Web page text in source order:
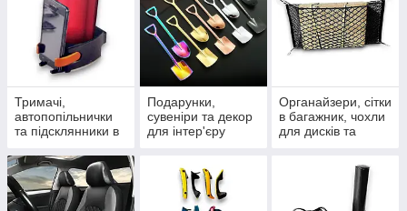
Тримачі,
автопопільнички
та підсклянники в
Подарунки,
сувеніри та декор
для інтер'єру
Органайзери, сітки
в багажник, чохли
для дисків та